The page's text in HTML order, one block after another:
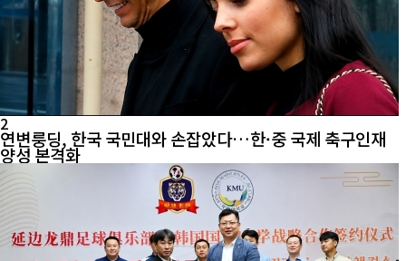
2
연변룽딩, 한국 국민대와 손잡았다…한·중 국제 축구인재
양성 본격화